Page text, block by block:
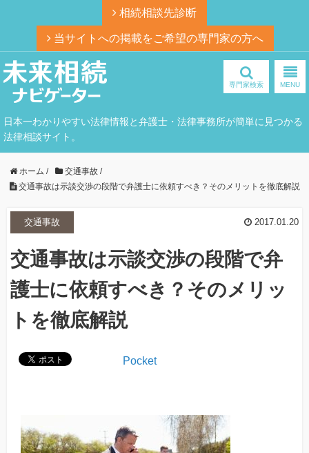
相続相談先診断
当サイトへの掲載をご希望の専門家の方へ
日本一わかりやすい法律情報と弁護士・法律事務所が簡単に見つかる
法律相談サイト。
専門家検索 MENU
ホーム / 交通事故 /
交通事故は示談交渉の段階で弁護士に依頼すべき？そのメリットを徹底解説
交通事故 2017.01.20
交通事故は示談交渉の段階で弁
護士に依頼すべき？そのメリッ
トを徹底解説
Pocket